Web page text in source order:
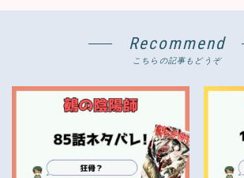
Recommend
こちらの記事もどうぞ